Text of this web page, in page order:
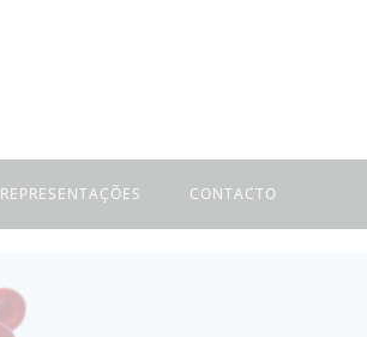
REPRESENTAÇÕES CONTACTO